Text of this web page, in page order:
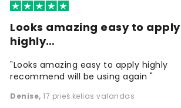
Looks amazing easy to apply
highly…
"Looks amazing easy to apply highly
recommend will be using again "
Denise, 17 prieš kelias valandas